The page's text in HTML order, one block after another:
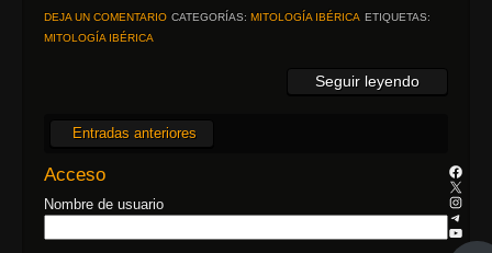
Seguir leyendo
DEJA UN COMENTARIO CATEGORÍAS: MITOLOGÍA IBÉRICA ETIQUETAS:
MITOLOGÍA IBÉRICA
Entradas anteriores
Acceso
Nombre de usuario